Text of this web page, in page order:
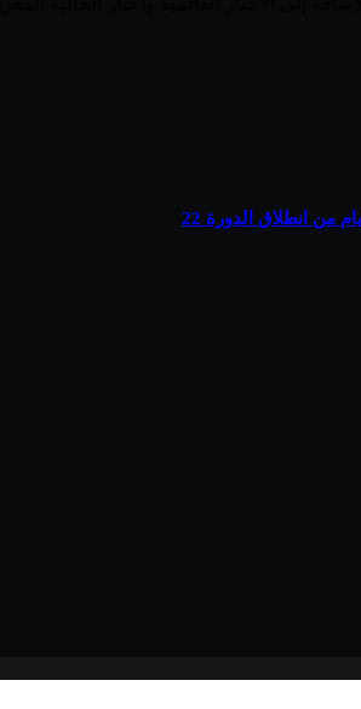
انطلاق الدورة 22